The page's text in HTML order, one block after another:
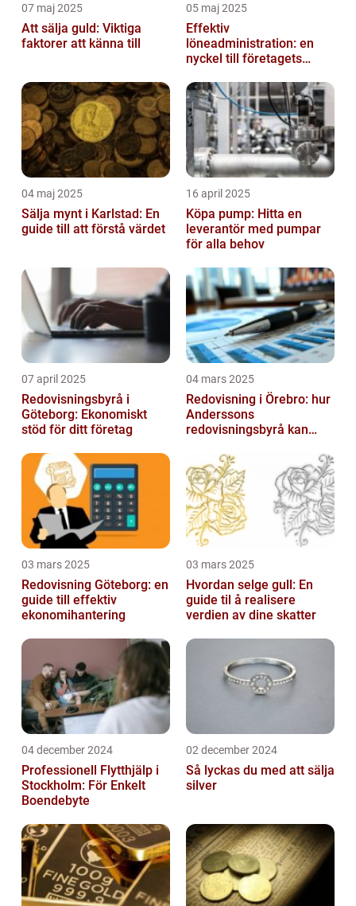
07 maj 2025
Att sälja guld: Viktiga
faktorer att känna till
05 maj 2025
Effektiv
löneadministration: en
nyckel till företagets
04 maj 2025
Sälja mynt i Karlstad: En
guide till att förstå värdet
16 april 2025
Köpa pump: Hitta en
leverantör med pumpar
för alla behov
07 april 2025
Redovisningsbyrå i
Göteborg: Ekonomiskt
stöd för ditt företag
04 mars 2025
Redovisning i Örebro: hur
Anderssons
redovisningsbyrå kan
03 mars 2025
Redovisning Göteborg: en
guide till effektiv
ekonomihantering
03 mars 2025
Hvordan selge gull: En
guide til å realisere
verdien av dine skatter
04 december 2024
Professionell Flytthjälp i
Stockholm: För Enkelt
Boendebyte
02 december 2024
Så lyckas du med att sälja
silver